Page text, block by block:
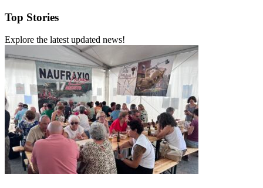
Top Stories
Explore the latest updated news!